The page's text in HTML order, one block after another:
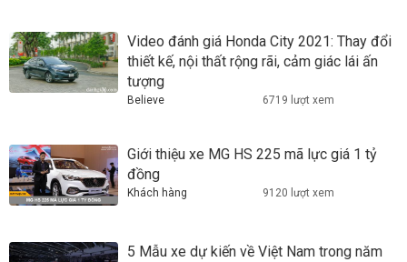
Video đánh giá Honda City 2021: Thay đổi
thiết kế, nội thất rộng rãi, cảm giác lái ấn
tượng
Believe 6719 lượt xem
Giới thiệu xe MG HS 225 mã lực giá 1 tỷ
đồng
Khách hàng 9120 lượt xem
5 Mẫu xe dự kiến về Việt Nam trong năm